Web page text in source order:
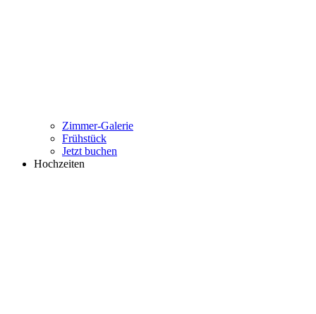
Zimmer-Galerie
Frühstück
Jetzt buchen
Hochzeiten